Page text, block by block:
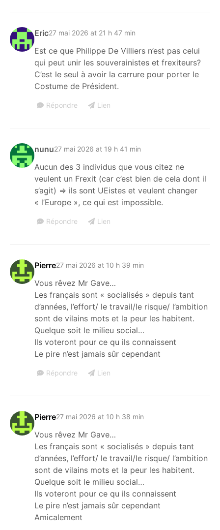
Eric27 mai 2026 at 21 h 47 min
Est ce que Philippe De Villiers n’est pas celui
qui peut unir les souverainistes et frexiteurs?
C’est le seul à avoir la carrure pour porter le
Costume de Président.
Répondre Lien
nunu27 mai 2026 at 19 h 41 min
Aucun des 3 individus que vous citez ne
veulent un Frexit (car c’est bien de cela dont il
s’agit) => ils sont UEistes et veulent changer
« l’Europe », ce qui est impossible.
Répondre Lien
Pierre27 mai 2026 at 10 h 39 min
Vous rêvez Mr Gave…
Les français sont « socialisés » depuis tant
d’années, l’effort/ le travail/le risque/ l’ambition
sont de vilains mots et la peur les habitent.
Quelque soit le milieu social…
Ils voteront pour ce qu ils connaissent
Le pire n’est jamais sûr cependant
Répondre Lien
Pierre27 mai 2026 at 10 h 38 min
Vous rêvez Mr Gave…
Les français sont « socialisés » depuis tant
d’années, l’effort/ le travail/le risque/ l’ambition
sont de vilains mots et la peur les habitent.
Quelque soit le milieu social…
Ils voteront pour ce qu ils connaissent
Le pire n’est jamais sûr cependant
Amicalement